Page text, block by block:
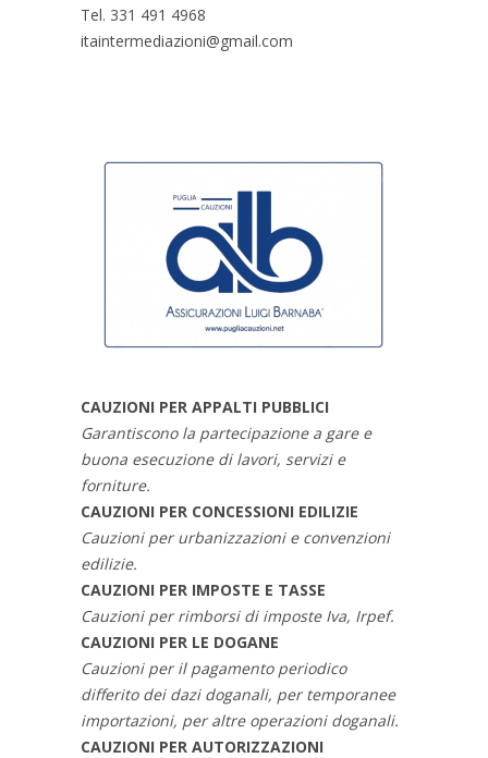
Tel. 331 491 4968
itaintermediazioni@gmail.com
CAUZIONI PER APPALTI PUBBLICI
Garantiscono la partecipazione a gare e
buona esecuzione di lavori, servizi e
forniture.
CAUZIONI PER CONCESSIONI EDILIZIE
Cauzioni per urbanizzazioni e convenzioni
edilizie.
CAUZIONI PER IMPOSTE E TASSE
Cauzioni per rimborsi di imposte Iva, Irpef.
CAUZIONI PER LE DOGANE
Cauzioni per il pagamento periodico
differito dei dazi doganali, per temporanee
importazioni, per altre operazioni doganali.
CAUZIONI PER AUTORIZZAZIONI